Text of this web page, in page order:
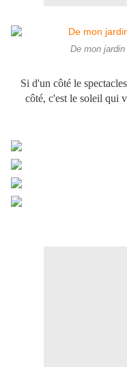
De mon
Si d'un côté le
côté, c'est le soleil qui